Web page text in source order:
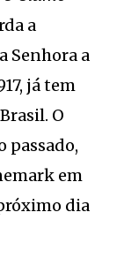
a
Senhora a
já tem
O
passado,
em
dia